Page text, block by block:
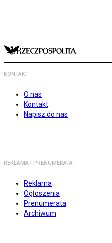
KONTAKT
O nas
Kontakt
Napisz do nas
REKLAMA I PRENUMERATA
Reklama
Ogłoszenia
Prenumerata
Archiwum